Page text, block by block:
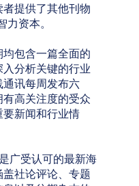
提供了其他刊物
资本。
包含一篇全面的
分析关键的行业
讯每周发布六
高关注度的受众
新闻和行业情
广受认可的最新海
社论评论、专题